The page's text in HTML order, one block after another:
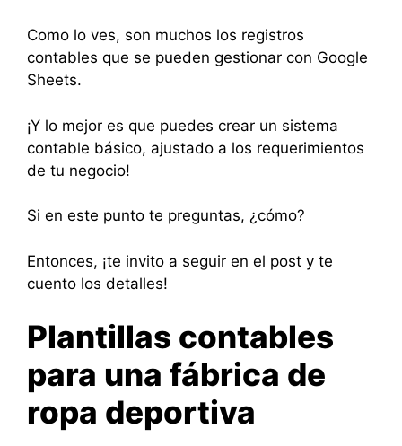
Como lo ves, son muchos los registros
contables que se pueden gestionar con Google
Sheets.
¡Y lo mejor es que puedes crear un sistema
contable básico, ajustado a los requerimientos
de tu negocio!
Si en este punto te preguntas, ¿cómo?
Entonces, ¡te invito a seguir en el post y te
cuento los detalles!
Plantillas contables
para una fábrica de
ropa deportiva